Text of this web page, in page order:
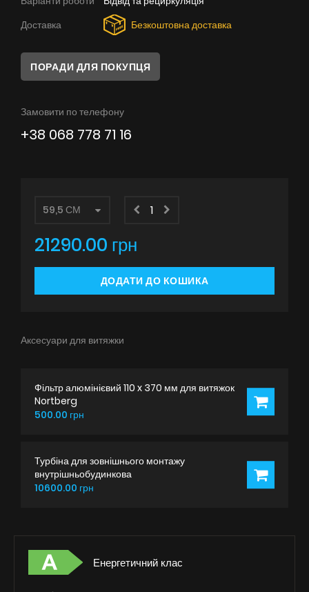
Поради
Інструкції
Доставка
Безкоштовна доставка
ПОРАДИ ДЛЯ ПОКУПЦЯ
Замовити по телефону
+38 068 778 71 16
21290.00 грн
ДОДАТИ ДО КОШИКА
Аксесуари для витяжки
Фільтр алюмінієвий 110 x 370 мм для витяжок
Nortberg
500.00 грн
Турбіна для зовнішнього монтажу
внутрішньобудинкова
10600.00 грн
Енергетичний клас